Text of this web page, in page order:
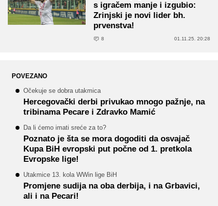
s igračem manje i izgubio:
Zrinjski je novi lider bh.
prvenstva!
8 01.11.25. 20:28
POVEZANO
Očekuje se dobra utakmica
Hercegovački derbi privukao mnogo pažnje, na
tribinama Pecare i Zdravko Mamić
Da li ćemo imati sreće za to?
Poznato je šta se mora dogoditi da osvajač
Kupa BiH evropski put počne od 1. pretkola
Evropske lige!
Utakmice 13. kola WWin lige BiH
Promjene sudija na oba derbija, i na Grbavici,
ali i na Pecari!